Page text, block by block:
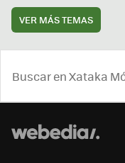
VER MÁS TEMAS